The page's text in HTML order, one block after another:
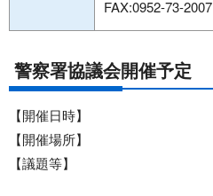
FAX:0952-73-2007
警察署協議会開催予定
【開催日時】
【開催場所】
【議題等】